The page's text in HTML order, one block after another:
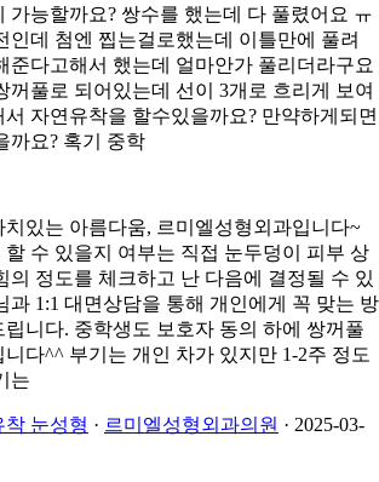
가능할까요? 쌍수를 했는데 다 풀렸어요 ㅠ
인데 첨엔 찝는걸로했는데 이틀만에 풀려
준다고해서 했는데 얼마안가 풀리더라구요
꺼풀로 되어있는데 선이 3개로 흐리게 보여
서 자연유착을 할수있을까요? 만약하게되면
까요? 혹기 중학
치있는 아름다움, 르미엘성형외과입니다~
할 수 있을지 여부는 직접 눈두덩이 피부 상
의 정도를 체크하고 난 다음에 결정될 수 있
과 1:1 대면상담을 통해 개인에게 꼭 맞는 방
립니다. 중학생도 보호자 동의 하에 쌍꺼풀
다^^ 부기는 개인 차가 있지만 1-2주 정도
는
착 눈성형 · 르미엘성형외과의원 · 2025-03-